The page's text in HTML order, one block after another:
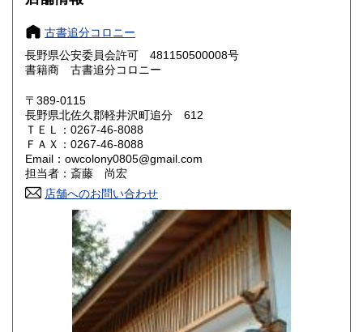
奈良県
鳥取県 330円 島根県
岡山県
山口県 330円
香川県 330円 愛媛県
高知県 330円
330円 長崎県
330円 大分県
330円 鹿児島県
古書追分コロニー
長野県公安委員会許可 481150500008号
書籍商 古書追分コロニー
〒389-0115
長野県北佐久郡軽井沢町追分 612
ＴＥＬ：0267-46-8088
ＦＡＸ：0267-46-8088
Email：owcolony0805@gmail.com
担当者：斎藤 尚宏
店舗へのお問い合わせ